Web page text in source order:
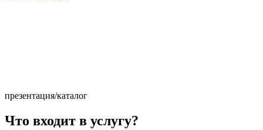
презентация/каталог
Что входит в услугу?